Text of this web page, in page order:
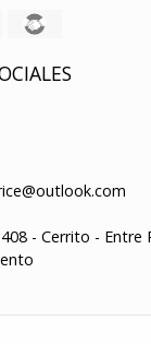
- Cerrito - Entre